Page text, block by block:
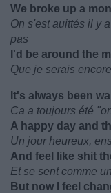
We broke up a
On s'est auittés il y
pas
I'd be around the
Que je serais
It's always been
Ca a toujours été
A happy day and
Un jour heureux,
And feel like shit
Et se sent comme
But now I feel